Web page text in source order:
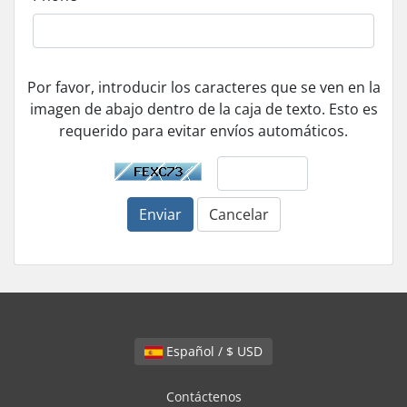
Por favor, introducir los caracteres que se ven en la
imagen de abajo dentro de la caja de texto. Esto es
requerido para evitar envíos automáticos.
Enviar Cancelar
Español / $ USD
Contáctenos